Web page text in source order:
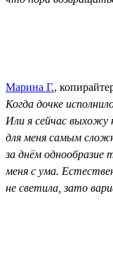
Марина Г.,
Когда дочке
Или я сейчас выхожу
для меня самым
за днём однообразие
меня с ума.
не светила, зато